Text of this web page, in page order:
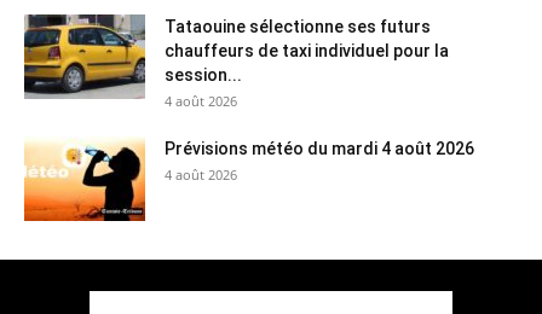
Tataouine sélectionne ses futurs
chauffeurs de taxi individuel pour la
session...
4 août 2026
Prévisions météo du mardi 4 août 2026
4 août 2026